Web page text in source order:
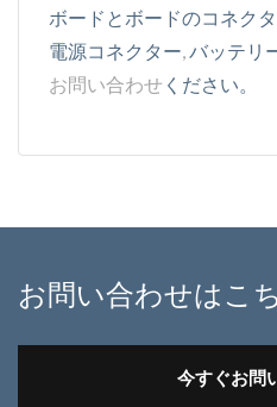
ボードとボードのコネク
電源コネクター バッテリ
お問い合わせ ください。
お問い合わせはこ
今すぐお問